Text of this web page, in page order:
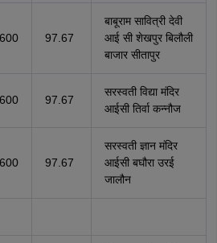
97.67
बाबूराम सावित्री देवी
आई सी शेखपुर बिलौली
बाजार सीतापुर
97.67
सरस्वती विद्या मंदिर
आईसी तिर्वा कन्नौज
97.67
सरस्वती ज्ञान मंदिर
आईसी बघौरा उरई
जालौन